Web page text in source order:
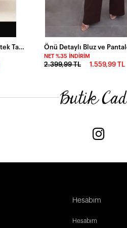
Papertouch Kumas Crop Etek Takım
NET %35 İNDIRIM
2.399,99 TL 1.559,99 TL
Hesabım
Hesabım